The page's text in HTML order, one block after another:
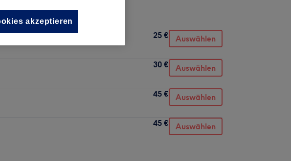
25 € Auswählen
30 € Auswählen
45 € Auswählen
45 € Auswählen
akzeptieren